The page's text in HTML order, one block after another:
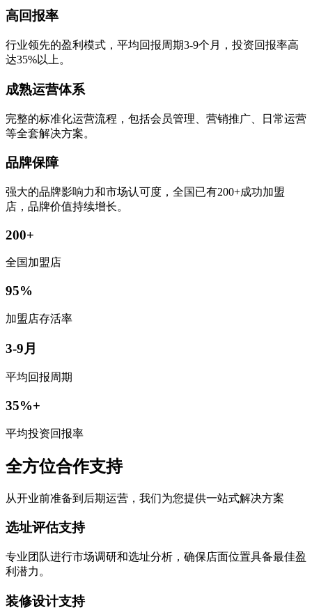
高回报率
行业领先的盈利模式，平均回报周期3-9个月，投资回报率高
达35%以上。
成熟运营体系
完整的标准化运营流程，包括会员管理、营销推广、日常运营
等全套解决方案。
品牌保障
强大的品牌影响力和市场认可度，全国已有200+成功加盟
店，品牌价值持续增长。
200+
全国加盟店
95%
加盟店存活率
3-9月
平均回报周期
35%+
平均投资回报率
全方位合作支持
从开业前准备到后期运营，我们为您提供一站式解决方案
选址评估支持
专业团队进行市场调研和选址分析，确保店面位置具备最佳盈
利潜力。
装修设计支持